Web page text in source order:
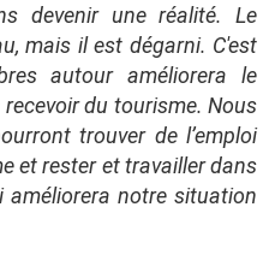
devenir une réalité. Le
mais il est dégarni. C'est
autour améliorera le
du tourisme. Nous
trouver de l’emploi
et rester et travailler dans
améliorera notre situation